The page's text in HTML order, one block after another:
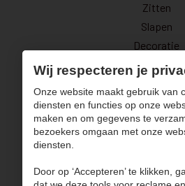
Zitten
Slapen
Decoratie
Uitverkoop
Navigatie
Over ons
Blog
Contact
Wij respecteren je
Onze website maakt gebruik van
diensten en functies op onze
maken en om gegevens te
bezoekers omgaan met onze
diensten.
Door op ‘Accepteren’ te klikken,